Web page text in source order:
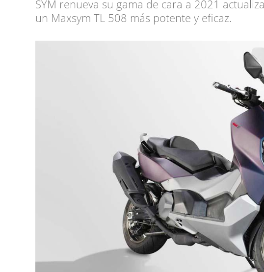
SYM renueva su gama de cara a 2021
un Maxsym TL 508 más potente y eficaz.